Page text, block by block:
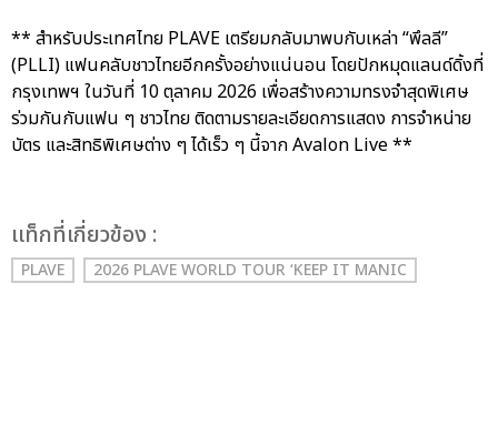
** สำหรับประเทศไทย PLAVE เตรียมกลับมาพบกับเหล่า “พึลลี”
(PLLI) แฟนคลับชาวไทยอีกครั้งอย่างแน่นอน โดยปักหมุดแลนด์ดิ้งที่
กรุงเทพฯ ในวันที่ 10 ตุลาคม 2026 เพื่อสร้างความทรงจำสุดพิเศษ
ร่วมกันกับแฟน ๆ ชาวไทย ติดตามรายละเอียดการแสดง การจำหน่าย
บัตร และสิทธิพิเศษต่าง ๆ ได้เร็ว ๆ นี้จาก Avalon Live **
เเท็กที่เกี่ยวข้อง :
PLAVE 2026 PLAVE WORLD TOUR ‘KEEP IT MANIC